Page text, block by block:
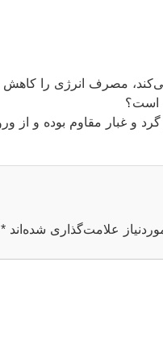
مصرف انرژی را
است؟
گرد و غبار مقاوم بوده و
علامت‌گذاری شده‌اند *